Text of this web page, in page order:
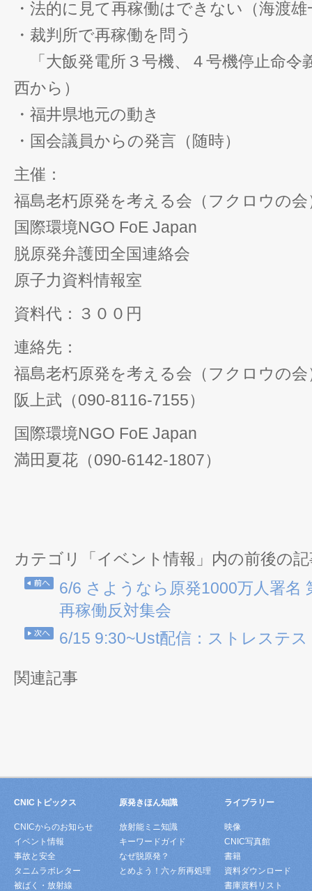
・法的に見て再稼働はできない（海渡
・裁判所で再稼働を問う
「大飯発電所３号機、４号機停止命令
西から）
・福井県地元の動き
・国会議員からの発言（随時）
主催：
福島老朽原発を考える会（フクロウの会
国際環境NGO FoE Japan
脱原発弁護団全国連絡会
原子力資料情報室
資料代：３００円
連絡先：
福島老朽原発を考える会（フクロウの会
阪上武（090-8116-7155）
国際環境NGO FoE Japan
満田夏花（090-6142-1807）
カテゴリ「イベント情報」内の前後の
6/6 さようなら原発1000万人署名
再稼働反対集会
6/15 9:30~Ust配信：ストレステ
関連記事
CNICトピックス
CNICからのお知らせ
イベント情報
事故と安全
タニムラボレター
被ばく・放射線
原発きほん知識
放射能ミニ知識
キーワードガイド
なぜ脱原発？
とめよう！六ヶ所再処理
ライブラリー
映像
CNIC写真館
書籍
資料ダウンロード
書庫資料リスト